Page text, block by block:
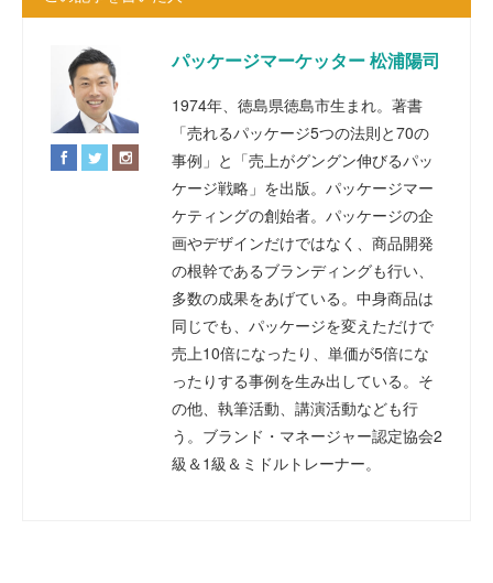
パッケージマーケッター 松浦陽司
1974年、徳島県徳島市生まれ。著書
「売れるパッケージ5つの法則と70の
事例」と「売上がグングン伸びるパッ
ケージ戦略」を出版。パッケージマー
ケティングの創始者。パッケージの企
画やデザインだけではなく、商品開発
の根幹であるブランディングも行い、
多数の成果をあげている。中身商品は
同じでも、パッケージを変えただけで
売上10倍になったり、単価が5倍にな
ったりする事例を生み出している。そ
の他、執筆活動、講演活動なども行
う。ブランド・マネージャー認定協会2
級＆1級＆ミドルトレーナー。